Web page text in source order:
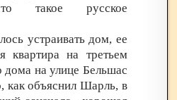
такое русское
устраивать дом, ее
квартира на третьем
дома на улице Бельшас
как объяснил Шарль, в